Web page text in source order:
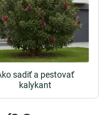
sadiť a pestovať
kalykant